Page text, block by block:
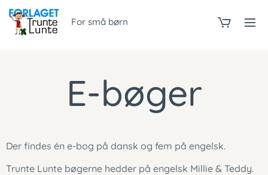
For små børn
E-bøger
Der findes én e-bog på dansk og fem på engelsk.
Trunte Lunte bøgerne hedder på engelsk Millie & Teddy.